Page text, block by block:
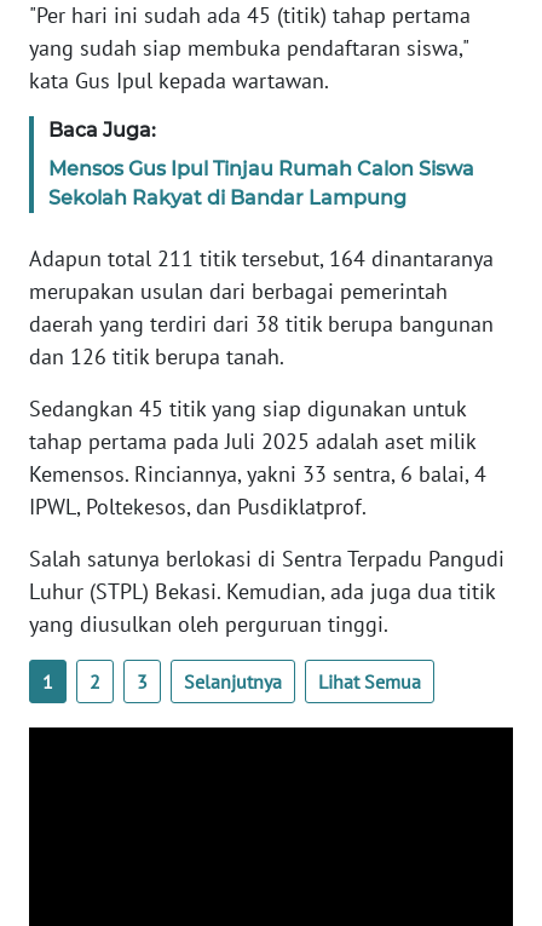
"Per hari ini sudah ada 45 (titik) tahap pertama
yang sudah siap membuka pendaftaran siswa,"
kata Gus Ipul kepada wartawan.
Baca Juga:
Mensos Gus Ipul Tinjau Rumah Calon Siswa
Sekolah Rakyat di Bandar Lampung
Adapun total 211 titik tersebut, 164 dinantaranya
merupakan usulan dari berbagai pemerintah
daerah yang terdiri dari 38 titik berupa bangunan
dan 126 titik berupa tanah.
Sedangkan 45 titik yang siap digunakan untuk
tahap pertama pada Juli 2025 adalah aset milik
Kemensos. Rinciannya, yakni 33 sentra, 6 balai, 4
IPWL, Poltekesos, dan Pusdiklatprof.
Salah satunya berlokasi di Sentra Terpadu Pangudi
Luhur (STPL) Bekasi. Kemudian, ada juga dua titik
yang diusulkan oleh perguruan tinggi.
1 2 3 Selanjutnya Lihat Semua
Wahana
News
Regional
WN
SUMUT
JAKARTA
WN
JABAR
WN
BANTEN
NTT
KEPRI
PAPUA